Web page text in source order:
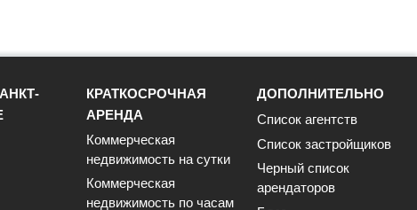
КРАТКОСРОЧНАЯ
АРЕНДА
Коммерческая
недвижимость на сутки
Коммерческая
недвижимость по часам
ДОПОЛНИТЕЛЬНО
Список агентств
Список застройщиков
Черный список
арендаторов